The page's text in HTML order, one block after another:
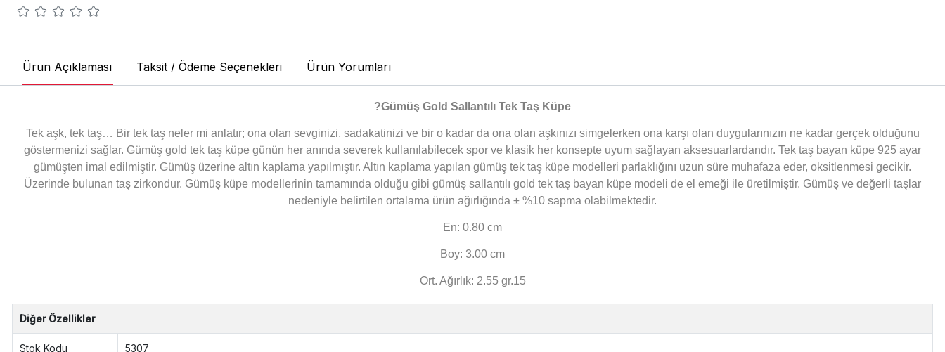
Ürün Açıklaması Taksit / Ödeme Seçenekleri Ürün Yorumları
?Gümüş Gold Sallantılı Tek Taş Küpe
Tek aşk, tek taş… Bir tek taş neler mi anlatır; ona olan sevginizi, sadakatinizi ve bir o kadar da ona olan aşkınızı simgelerken ona karşı olan duygularınızın ne kadar gerçek olduğunu
göstermenizi sağlar. Gümüş gold tek taş küpe günün her anında severek kullanılabilecek spor ve klasik her konsepte uyum sağlayan aksesuarlardandır. Tek taş bayan küpe 925 ayar
gümüşten imal edilmiştir. Gümüş üzerine altın kaplama yapılmıştır. Altın kaplama yapılan gümüş tek taş küpe modelleri parlaklığını uzun süre muhafaza eder, oksitlenmesi gecikir.
Üzerinde bulunan taş zirkondur. Gümüş küpe modellerinin tamamında olduğu gibi gümüş sallantılı gold tek taş bayan küpe modeli de el emeği ile üretilmiştir. Gümüş ve değerli taşlar
nedeniyle belirtilen ortalama ürün ağırlığında ± %10 sapma olabilmektedir.
En: 0.80 cm
Boy: 3.00 cm
Ort. Ağırlık: 2.55 gr.15
Diğer Özellikler
Stok Kodu 5307